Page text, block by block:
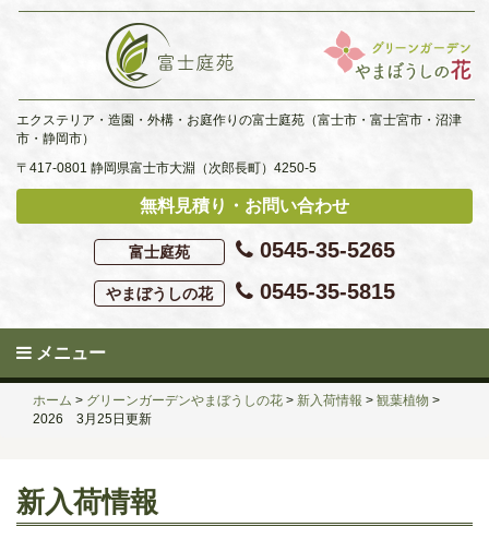
Skip
エクステリア・造園・外構・お庭作りの富士庭苑（富士市・富士宮市・沼津
市・静岡市）
〒417-0801 静岡県富士市大淵（次郎長町）4250-5
無料見積り・お問い合わせ
富士庭苑 0545-35-5265
やまぼうしの花 0545-35-5815
メニュー
ホーム > グリーンガーデンやまぼうしの花 > 新入荷情報 > 観葉植物 >
2026 3月25日更新
新入荷情報